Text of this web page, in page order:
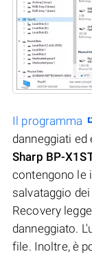
Il programma
danneggiati
Sharp BP-
contengono le
salvataggio
Recovery
danneggiato.
file. Inoltre, è